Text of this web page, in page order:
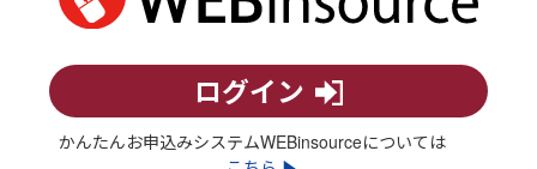
ログイン
かんたんお申込みシステムWEBinsourceについては